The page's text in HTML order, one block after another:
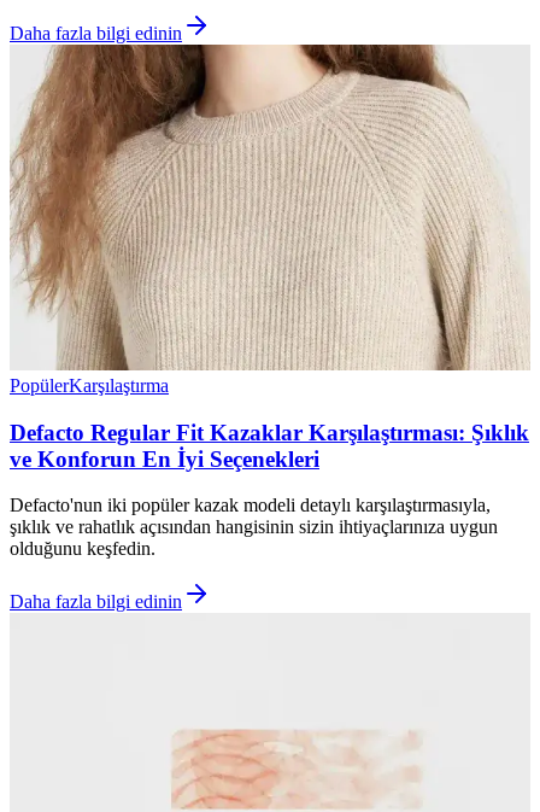
Daha fazla bilgi edinin
PopülerKarşılaştırma
Defacto Regular Fit Kazaklar Karşılaştırması: Şıklık
ve Konforun En İyi Seçenekleri
Defacto'nun iki popüler kazak modeli detaylı karşılaştırmasıyla,
şıklık ve rahatlık açısından hangisinin sizin ihtiyaçlarınıza uygun
olduğunu keşfedin.
Daha fazla bilgi edinin